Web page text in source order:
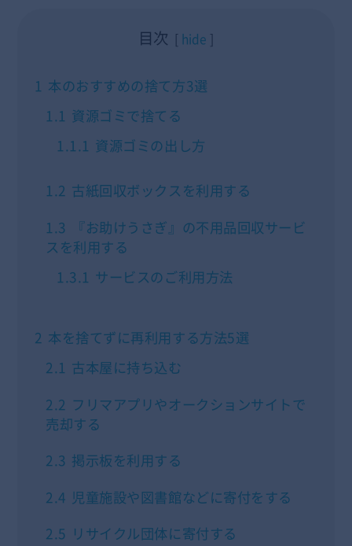
目次 hide
1 本のおすすめの捨て方3選
1.1 資源ゴミで捨てる
1.1.1 資源ゴミの出し方
1.2 古紙回収ボックスを利用する
1.3
『お助けうさぎ』の不用品回収サービ
スを利用する
1.3.1 サービスのご利用方法
2 本を捨てずに再利用する方法5選
2.1 古本屋に持ち込む
2.2 フリマアプリやオークションサイトで
売却する
2.3 掲示板を利用する
2.4 児童施設や図書館などに寄付をする
2.5 リサイクル団体に寄付する